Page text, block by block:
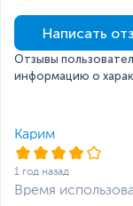
Камера
Наличие камеры
Фронтальная
Мп
Особенности
основной камеры
Написать
Отзывы
информацию о
Карим
1 год назад
Время